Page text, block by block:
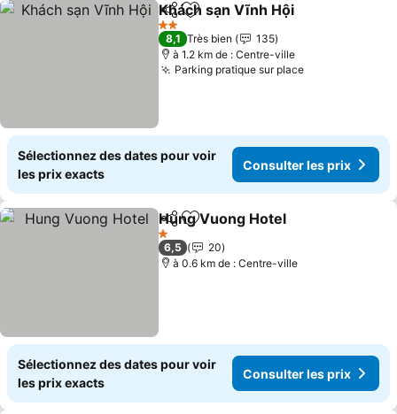
PartagerAjouter à mes favoris
Khách sạn Vĩnh Hội
2 Étoiles
8,1 Très bien
135
à 1.2 km de : Centre-ville
Parking pratique sur place
Sélectionnez des dates pour voir
les prix exacts
Consulter les prix
PartagerAjouter à mes favoris
Hung Vuong Hotel
1 Étoiles
6,5
20
à 0.6 km de : Centre-ville
Sélectionnez des dates pour voir
les prix exacts
Consulter les prix